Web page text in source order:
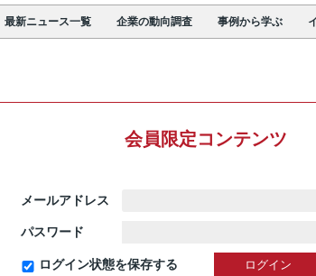
最新ニュース一覧 企業の動向調査 事例から学ぶ
会員限定コンテンツ
メールアドレス
パスワード
ログイン状態を保存する